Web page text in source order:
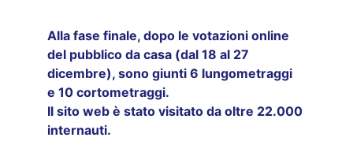
Alla fase finale, dopo le votazioni online
del pubblico da casa (dal 18 al 27
dicembre), sono giunti 6 lungometraggi
e 10 cortometraggi.
Il sito web è stato visitato da oltre 22.000
internauti.